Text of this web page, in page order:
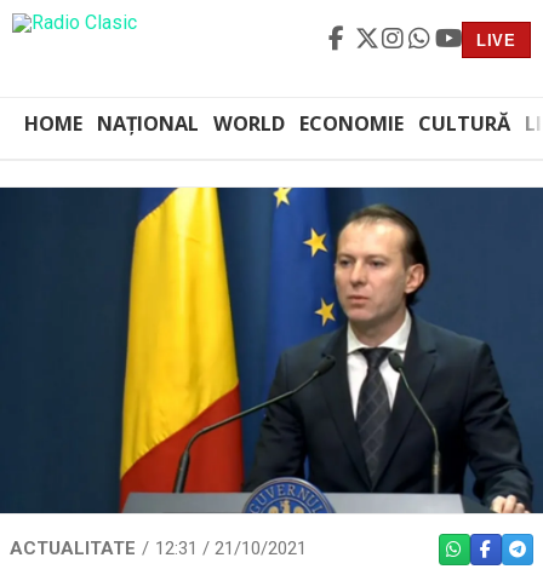
LIVE
HOME NAȚIONAL WORLD ECONOMIE CULTURĂ
ACTUALITATE 12:31 / 21/10/2021 WHATSAPP